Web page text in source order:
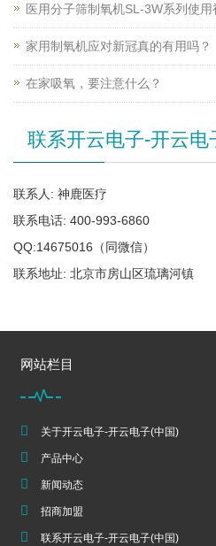
医用分子筛制氧机SL-3W系列使用
家用制氧机应对新冠真的有用吗？
在家吸氧，要注意什么？
联系开云电子-开云电
联系人: 神鹿医疗
联系电话: 400-993-6860
QQ:14675016（同微信）
联系地址: 北京市房山区琉璃河镇
网站栏目
关于开云电子-开云电子(中国)
产品中心
新闻动态
招商加盟
联系开云电子-开云电子(中国)